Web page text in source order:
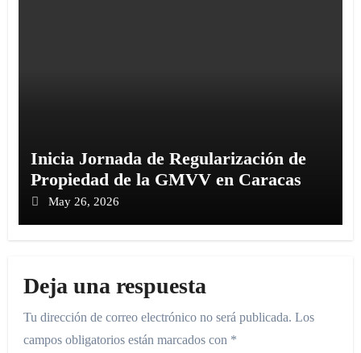
Inicia Jornada de Regularización de
Propiedad de la GMVV en Caracas
May 26, 2026
Deja una respuesta
Tu dirección de correo electrónico no será publicada. Los
campos obligatorios están marcados con *